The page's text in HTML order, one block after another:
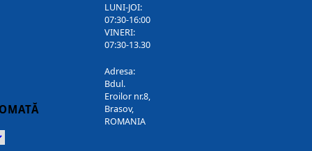
LUNI-JOI:
07:30-16:00
VINERI:
07:30-13.30
Adresa:
Bdul.
Eroilor nr.8,
Brasov,
ROMANIA